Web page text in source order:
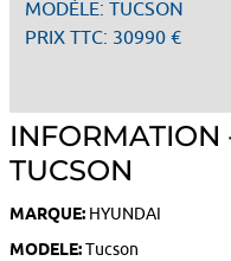
MODÈLE: TUCSON
PRIX TTC: 30990 €
TUCSON
MARQUE: HYUNDAI
MODELE:Tucson